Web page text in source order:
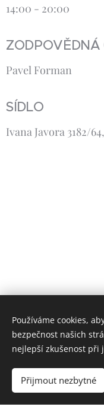
14:00 - 20:00
ZODPOVĚDNÁ
Pavel Forman
SÍDLO
Ivana Javora 3182/
Používáme cookies,
bezpečnost našich
nejlepší zkušenost při
Přijmout nezbytné